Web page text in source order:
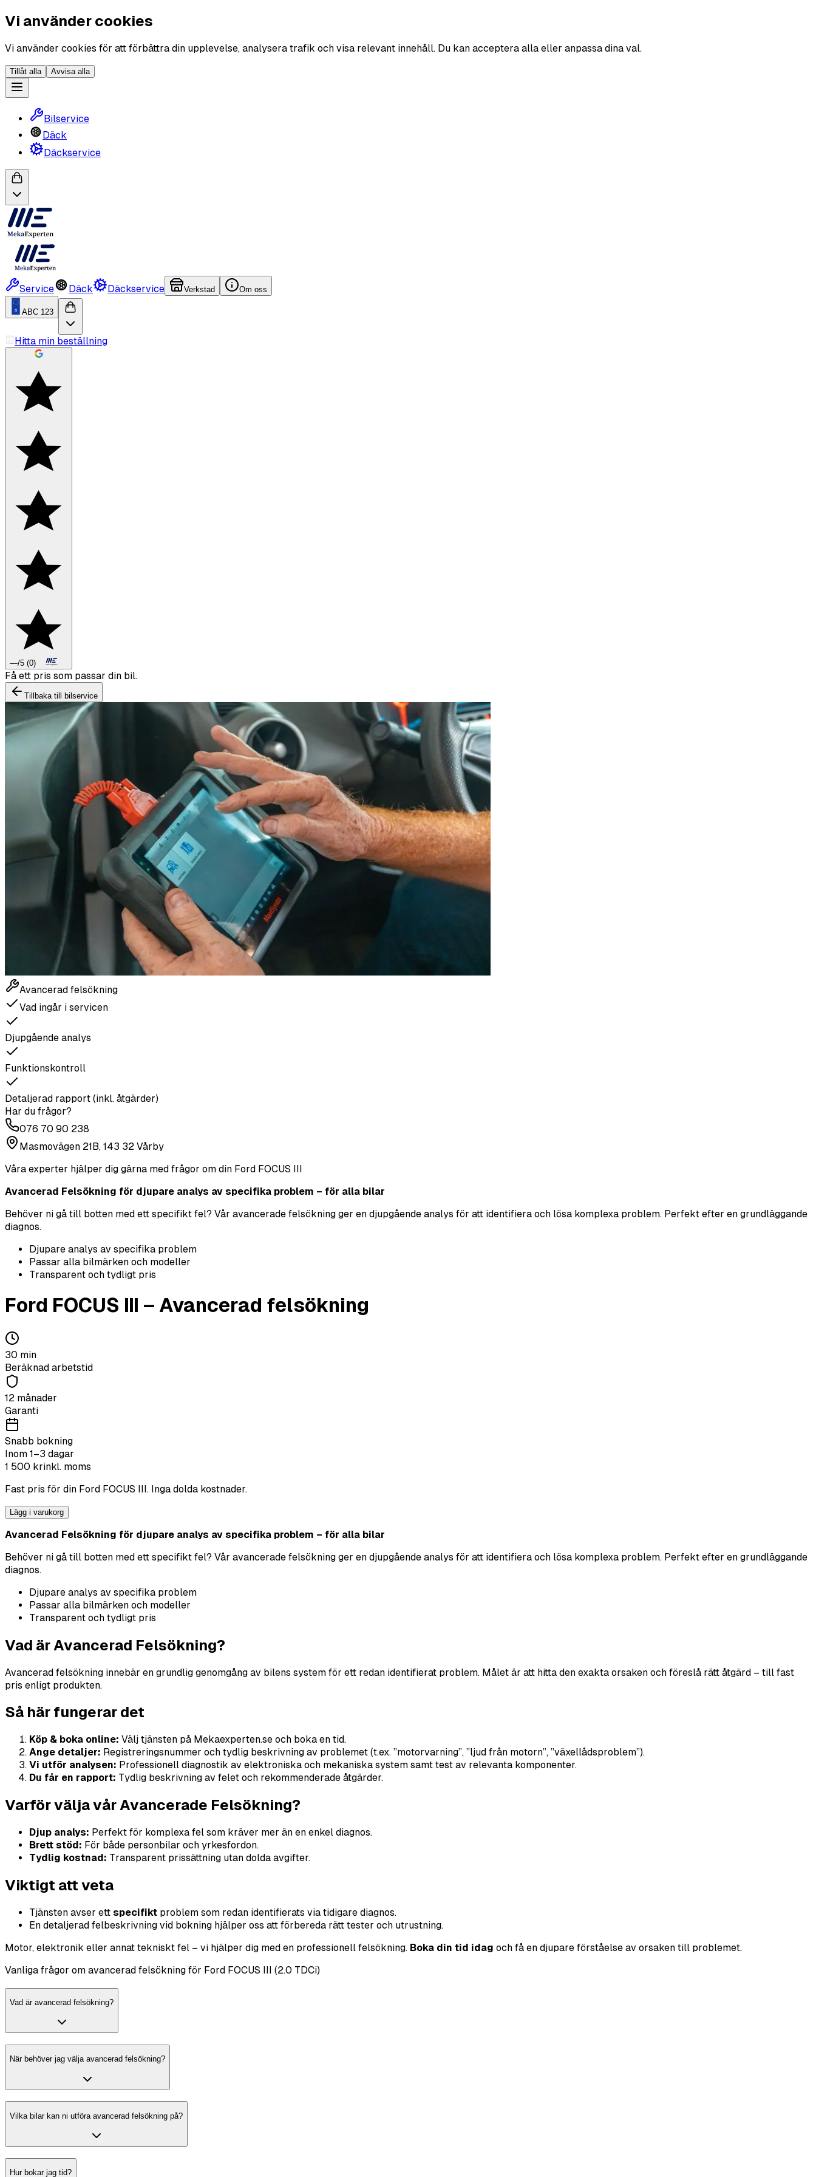
Vi använder cookies
Vi använder cookies för att förbättra din upplevelse, analysera trafik och visa relevant innehåll. Du kan acceptera alla eller anpassa dina val.
Tillåt alla Avvisa alla
Bilservice
Däck
Däckservice
Service Däck Däckservice Verkstad Om oss
ABC 123
Hitta min beställning
—/5 (0)
Boka däckbyte eller montering inför vintern.
Tillbaka till bilservice
Avancerad felsökning
Vad ingår i servicen
Djupgående analys
Funktionskontroll
Detaljerad rapport (inkl. åtgärder)
Har du frågor?
076 70 90 238
Masmovägen 21B, 143 32 Vårby
Våra experter hjälper dig gärna med frågor om din Ford FOCUS III
Avancerad Felsökning för djupare analys av specifika problem – för alla bilar
Behöver ni gå till botten med ett specifikt fel? Vår avancerade felsökning ger en djupgående analys för att identifiera och lösa komplexa problem. Perfekt efter en grundläggande
diagnos.
Djupare analys av specifika problem
Passar alla bilmärken och modeller
Transparent och tydligt pris
Ford FOCUS III – Avancerad felsökning
30 min
Beräknad arbetstid
12 månader
Garanti
Snabb bokning
Inom 1–3 dagar
1 500 krinkl. moms
Fast pris för din Ford FOCUS III. Inga dolda kostnader.
Lägg i varukorg
Avancerad Felsökning för djupare analys av specifika problem – för alla bilar
Behöver ni gå till botten med ett specifikt fel? Vår avancerade felsökning ger en djupgående analys för att identifiera och lösa komplexa problem. Perfekt efter en grundläggande
diagnos.
Djupare analys av specifika problem
Passar alla bilmärken och modeller
Transparent och tydligt pris
Vad är Avancerad Felsökning?
Avancerad felsökning innebär en grundlig genomgång av bilens system för ett redan identifierat problem. Målet är att hitta den exakta orsaken och föreslå rätt åtgärd – till fast
pris enligt produkten.
Så här fungerar det
Köp & boka online: Välj tjänsten på Mekaexperten.se och boka en tid.
Ange detaljer: Registreringsnummer och tydlig beskrivning av problemet (t.ex. ”motorvarning”, ”ljud från motorn”, ”växellådsproblem”).
Vi utför analysen: Professionell diagnostik av elektroniska och mekaniska system samt test av relevanta komponenter.
Du får en rapport: Tydlig beskrivning av felet och rekommenderade åtgärder.
Varför välja vår Avancerade Felsökning?
Djup analys: Perfekt för komplexa fel som kräver mer än en enkel diagnos.
Brett stöd: För både personbilar och yrkesfordon.
Tydlig kostnad: Transparent prissättning utan dolda avgifter.
Viktigt att veta
Tjänsten avser ett specifikt problem som redan identifierats via tidigare diagnos.
En detaljerad felbeskrivning vid bokning hjälper oss att förbereda rätt tester och utrustning.
Motor, elektronik eller annat tekniskt fel – vi hjälper dig med en professionell felsökning. Boka din tid idag och få en djupare förståelse av orsaken till problemet.
Vanliga frågor om avancerad felsökning för Ford FOCUS III (2.0 TDCi)
Vad är avancerad felsökning?
När behöver jag välja avancerad felsökning?
Vilka bilar kan ni utföra avancerad felsökning på?
Hur bokar jag tid?